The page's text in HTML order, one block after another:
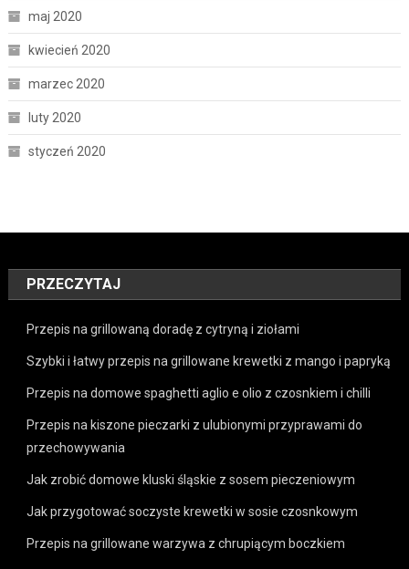
maj 2020
kwiecień 2020
marzec 2020
luty 2020
styczeń 2020
PRZECZYTAJ
Przepis na grillowaną doradę z cytryną i ziołami
Szybki i łatwy przepis na grillowane krewetki z mango i papryką
Przepis na domowe spaghetti aglio e olio z czosnkiem i chilli
Przepis na kiszone pieczarki z ulubionymi przyprawami do
przechowywania
Jak zrobić domowe kluski śląskie z sosem pieczeniowym
Jak przygotować soczyste krewetki w sosie czosnkowym
Przepis na grillowane warzywa z chrupiącym boczkiem